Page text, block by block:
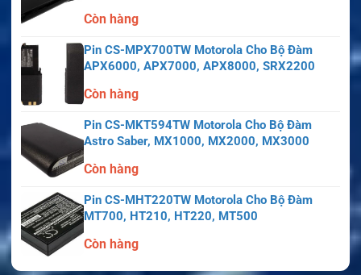
Còn hàng
Pin CS-MPX700TW Motorola Cho Bộ Đàm
APX6000, APX7000, APX8000, SRX2200
Còn hàng
Pin CS-MKT594TW Motorola Cho Bộ Đàm
Astro Saber, MX1000, MX2000, MX3000
Còn hàng
Pin CS-MHT220TW Motorola Cho Bộ Đàm
MT700, HT210, HT220, MT500
Còn hàng